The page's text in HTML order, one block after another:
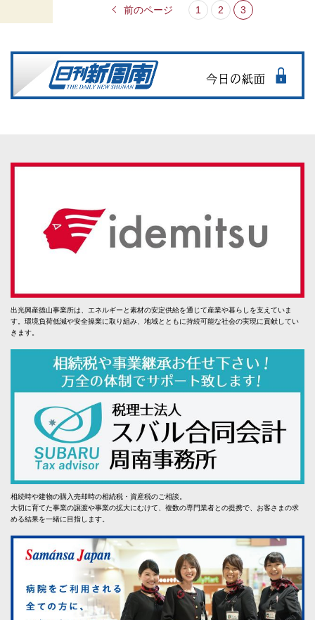
前のページ 1 2 3
出光興産徳山事業所は、エネルギーと素材の安定供給を通じて産業や暮らしを支えていま
す。環境負荷低減や安全操業に取り組み、地域とともに持続可能な社会の実現に貢献してい
きます。
相続時や建物の購入売却時の相続税・資産税のご相談。
大切に育てた事業の譲渡や事業の拡大にむけて、複数の専門業者との提携で、お客さまの求
める結果を一緒に目指します。